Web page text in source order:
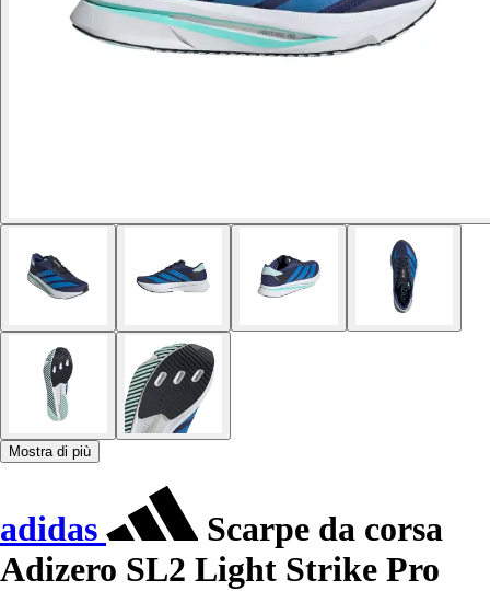
Mostra di più
adidas
Scarpe da corsa
Adizero SL2 Light Strike Pro